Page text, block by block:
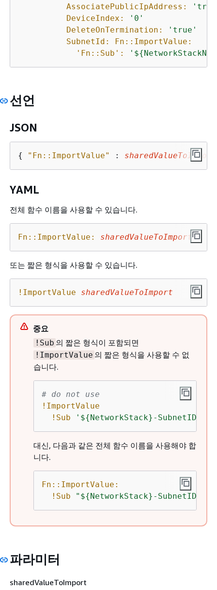
AssociatePublicIpAddress:
DeviceIndex:
'0'
DeleteOnTermination:
'true'
SubnetId: Fn::ImportValue:
'Fn::Sub':
'${
선언
JSON
{ "Fn::ImportValue" : sharedValueToImport
YAML
전체 함수 이름을 사용할 수 있습니다.
Fn::ImportValue: sharedValueToImport
또는 짧은 형식을 사용할 수 있습니다.
!ImportValue sharedValueToImport
중요
!Sub 의 짧은 형식이 포함되면
!ImportValue 의 짧은 형식을 사용할 수 없
습니다.
# do not use
!ImportValue
!Sub
'${NetworkStack}-SubnetID'
대신, 다음과 같은 전체 함수 이름을 사용해야 합
니다.
Fn::ImportValue:
!Sub
"${NetworkStack}-SubnetID"
파라미터
sharedValueToImport